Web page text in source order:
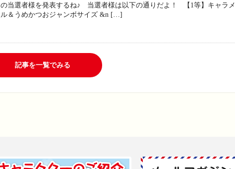
の当選者様を発表するね♪ 当選者様は以下の通りだよ！ 【1等】キャラメ
ル＆うめかつおジャンボサイズ &n […]
記事を一覧でみる